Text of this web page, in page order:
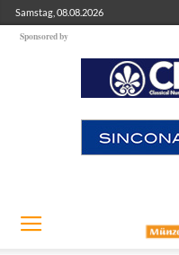
Samstag, 08.08.2026
Sponsored by